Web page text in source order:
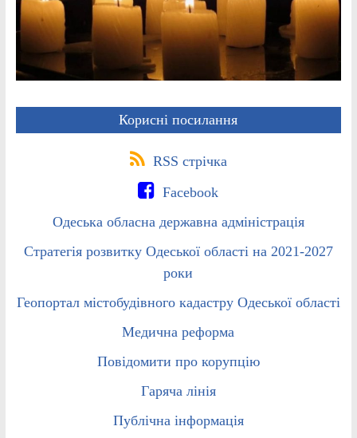
Корисні посилання
RSS стрічка
Facebook
Одеська обласна державна адміністрація
Стратегія розвитку Одеської області на 2021-2027
роки
Геопортал містобудівного кадастру Одеської області
Медична реформа
Повідомити про корупцію
Гаряча лінія
Публічна інформація